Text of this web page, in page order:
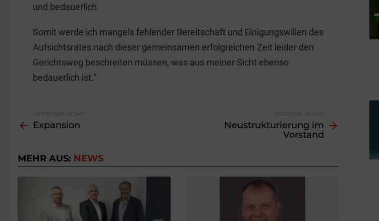
und bedauerlich.
Somit werde ich mangels fehlender Bereitschaft und Einigungswillen des
Aufsichtsrates nach dieser gemeinsamen erfolgreichen Zeit leider den
Gerichtsweg beschreiten müssen, was aus meiner Sicht ebenso
bedauerlich ist.“
more
Vorheriger Artikel
Expansion
Nächster Artikel
Neustrukturierung im
Vorstand
MEHR AUS: NEWS